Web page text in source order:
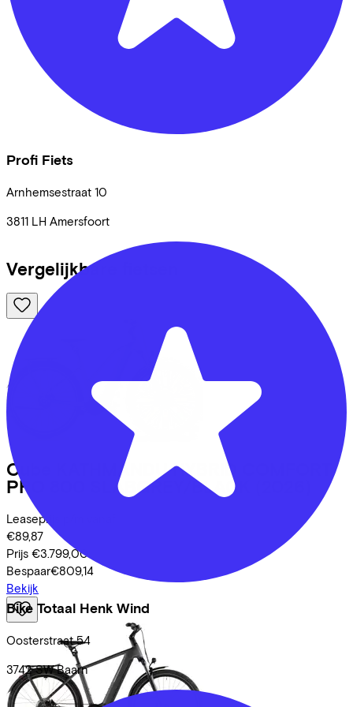
Profi Fiets
Arnhemsestraat 10
3811 LH Amersfoort
Bike Totaal Henk Wind
Oosterstraat 54
3742 SW Baarn
Vergelijkbare fietsen
Cube
KATHMANDU HYBRID COMFORT
PRO 800 SLABGREY/BLACK
Leaseprijs p/m vanaf
€89,87
Prijs €3.799,00
Bespaar€809,14
Bekijk